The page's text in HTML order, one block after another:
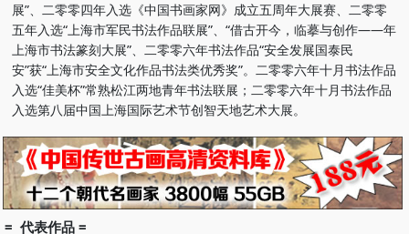
展”、二零零四年入选《中国书画家网》成立五周年大展赛、二零零
五年入选“上海市军民书法作品联展”、“借古开今，临摹与创作——年
上海市书法篆刻大展”、二零零六年书法作品“安全发展国泰民
安”获“上海市安全文化作品书法类优秀奖”。二零零六年十月书法作品
入选“佳美杯”常熟松江两地青年书法联展；二零零六年十月书法作品
入选第八届中国上海国际艺术节创智天地艺术大展。
= 代表作品 =